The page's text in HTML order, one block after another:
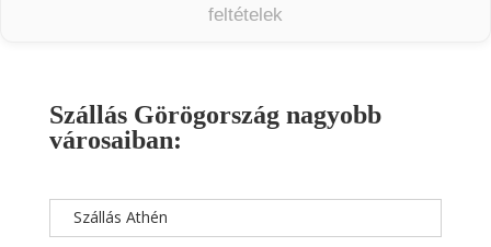
feltételek
Szállás Görögország nagyobb
városaiban:
Szállás Athén